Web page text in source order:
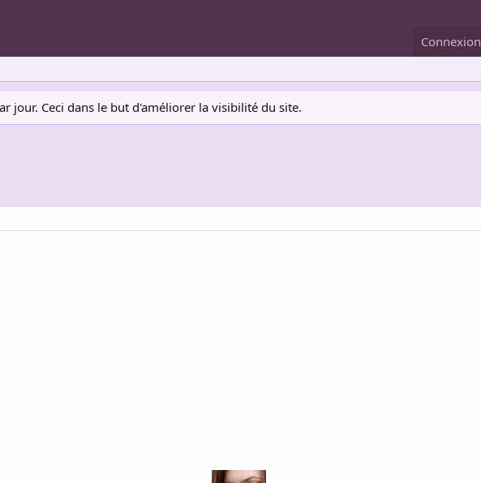
Connexion
jour. Ceci dans le but d'améliorer la visibilité du site.